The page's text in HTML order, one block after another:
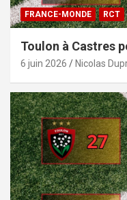
FRANCE-MONDE RCT
Toulon à Castres
6 juin 2026 Nicolas